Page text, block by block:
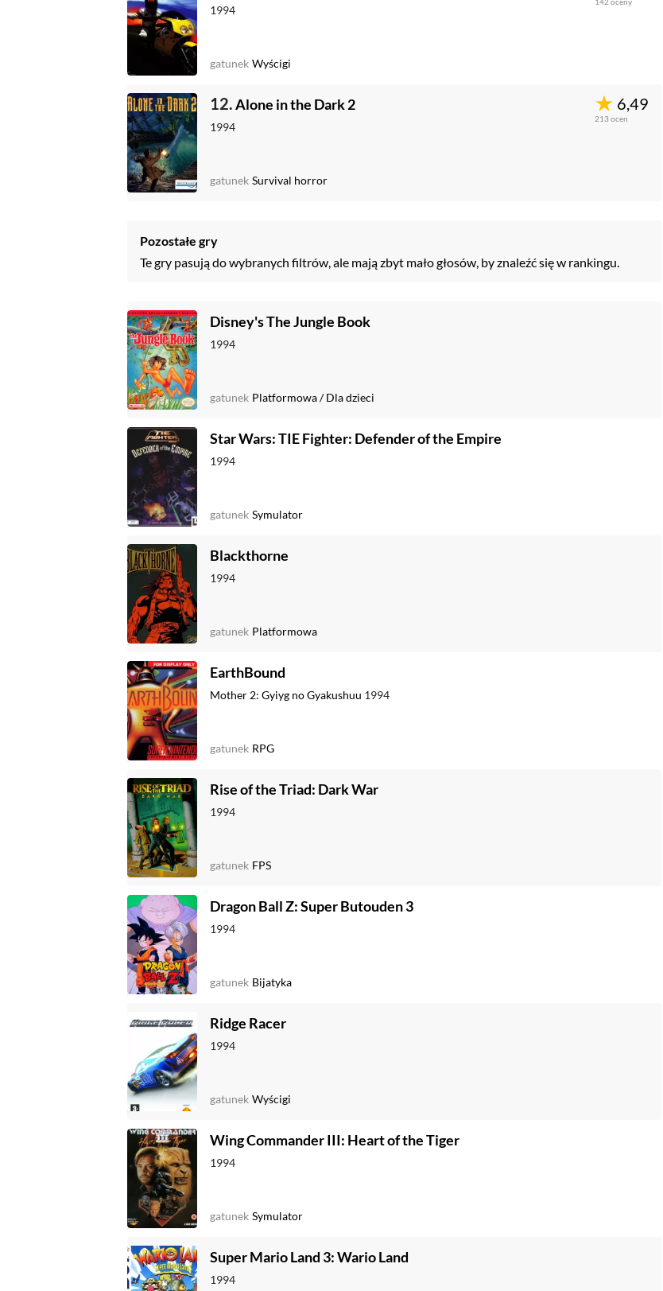
1994
gatunek Wyścigi
12.Alone in the Dark 2
1994
6,49
213ocen
gatunek Survival horror
Pozostałe gry
Te gry pasują do wybranych filtrów, ale mają zbyt mało głosów, by znaleźć się w rankingu.
Disney's The Jungle Book
1994
gatunek Platformowa/Dla dzieci
Star Wars: TIE Fighter: Defender of the Empire
1994
gatunek Symulator
Blackthorne
1994
gatunek Platformowa
EarthBound
Mother 2: Gyiyg no Gyakushuu 1994
gatunek RPG
Rise of the Triad: Dark War
1994
gatunek FPS
Dragon Ball Z: Super Butouden 3
1994
gatunek Bijatyka
Ridge Racer
1994
gatunek Wyścigi
Wing Commander III: Heart of the Tiger
1994
gatunek Symulator
Super Mario Land 3: Wario Land
1994